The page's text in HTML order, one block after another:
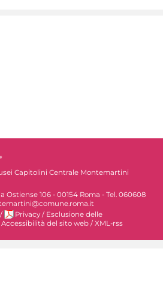
Capitolini Centrale Montemartini
Ostiense 106 - 00154 Roma - Tel. 060608
/ Privacy / Esclusione delle
Accessibilità del sito web / XML-rss